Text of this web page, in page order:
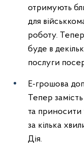
отримують
для
роботу.
буде в
послуги
Е-грошова
Тепер
та приносити
за кілька
Дія.